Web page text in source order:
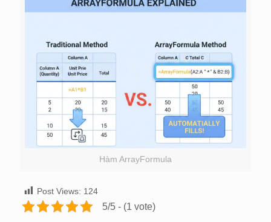
Hàm ArrayFormula
Post Views: 124
5/5 - (1 vote)